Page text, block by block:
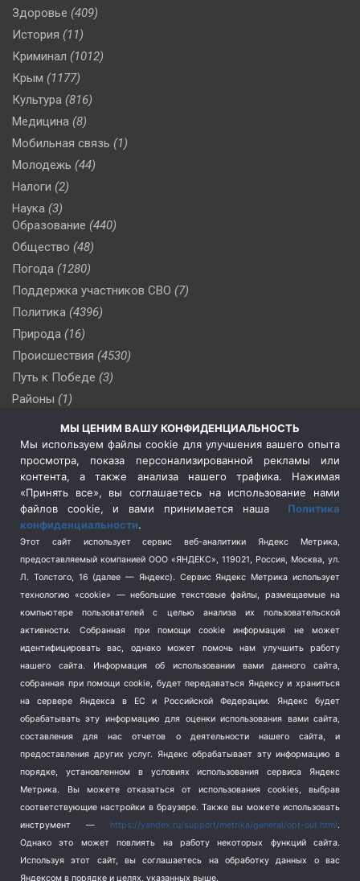
Здоровье (409)
История (11)
Криминал (1012)
Крым (1177)
Культура (816)
Медицина (8)
Мобильная связь (1)
Молодежь (44)
Налоги (2)
Наука (3)
Образование (440)
Общество (48)
Погода (1280)
Поддержка участников СВО (7)
Политика (4396)
Природа (16)
Происшествия (4530)
Путь к Победе (3)
Районы (1)
(509)
Сельское хозяйство (3)
Социальная политика
(3)
Спецоперация в Украине
Спецоперация на Украине
(404)
Спорт (740)
Терроризм (1)
Транспорт (262)
Туризм (178)
Школа и спорт (2)
Экология (8)
Экономика (1172)
МЫ ЦЕНИМ ВАШУ КОНФИДЕНЦИАЛЬНОСТЬ
Мы используем файлы cookie для улучшения вашего опыта
просмотра, показа персонализированной рекламы или
контента, а также анализа нашего трафика. Нажимая
«Принять все», вы соглашаетесь на использование нами
файлов cookie, и вами принимается наша Политика
конфиденциальности.
Этот сайт использует сервис веб-аналитики Яндекс Метрика,
предоставляемый компанией ООО «ЯНДЕКС», 119021, Россия, Москва, ул.
Л. Толстого, 16 (далее — Яндекс). Сервис Яндекс Метрика использует
технологию «cookie» — небольшие текстовые файлы, размещаемые на
компьютере пользователей с целью анализа их пользовательской
активности.
Собранная при помощи cookie информация не может
идентифицировать вас, однако может помочь нам улучшить работу
нашего сайта. Информация об использовании вами данного сайта,
собранная при помощи cookie, будет передаваться Яндексу и храниться
на сервере Яндекса в ЕС и Российской Федерации. Яндекс будет
обрабатывать эту информацию для оценки использования вами сайта,
составления для нас отчетов о деятельности нашего сайта, и
предоставления других услуг. Яндекс обрабатывает эту информацию в
порядке, установленном в условиях использования сервиса Яндекс
Метрика.
Вы можете отказаться от использования cookies, выбрав
соответствующие настройки в браузере. Также вы можете использовать
инструмент — https://yandex.ru/support/metrika/general/opt-out.html.
Однако это может повлиять на работу некоторых функций сайта.
Используя этот сайт, вы соглашаетесь на обработку данных о вас
Яндексом в порядке и целях, указанных выше.